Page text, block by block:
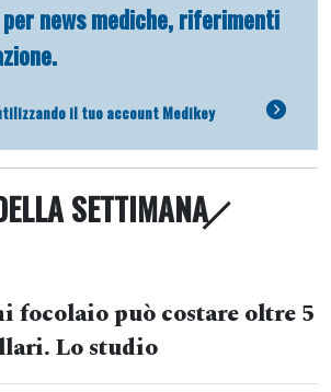
news mediche, riferimenti
il tuo account Medikey
SETTIMANA
focolaio può costare oltre 5
Lo studio